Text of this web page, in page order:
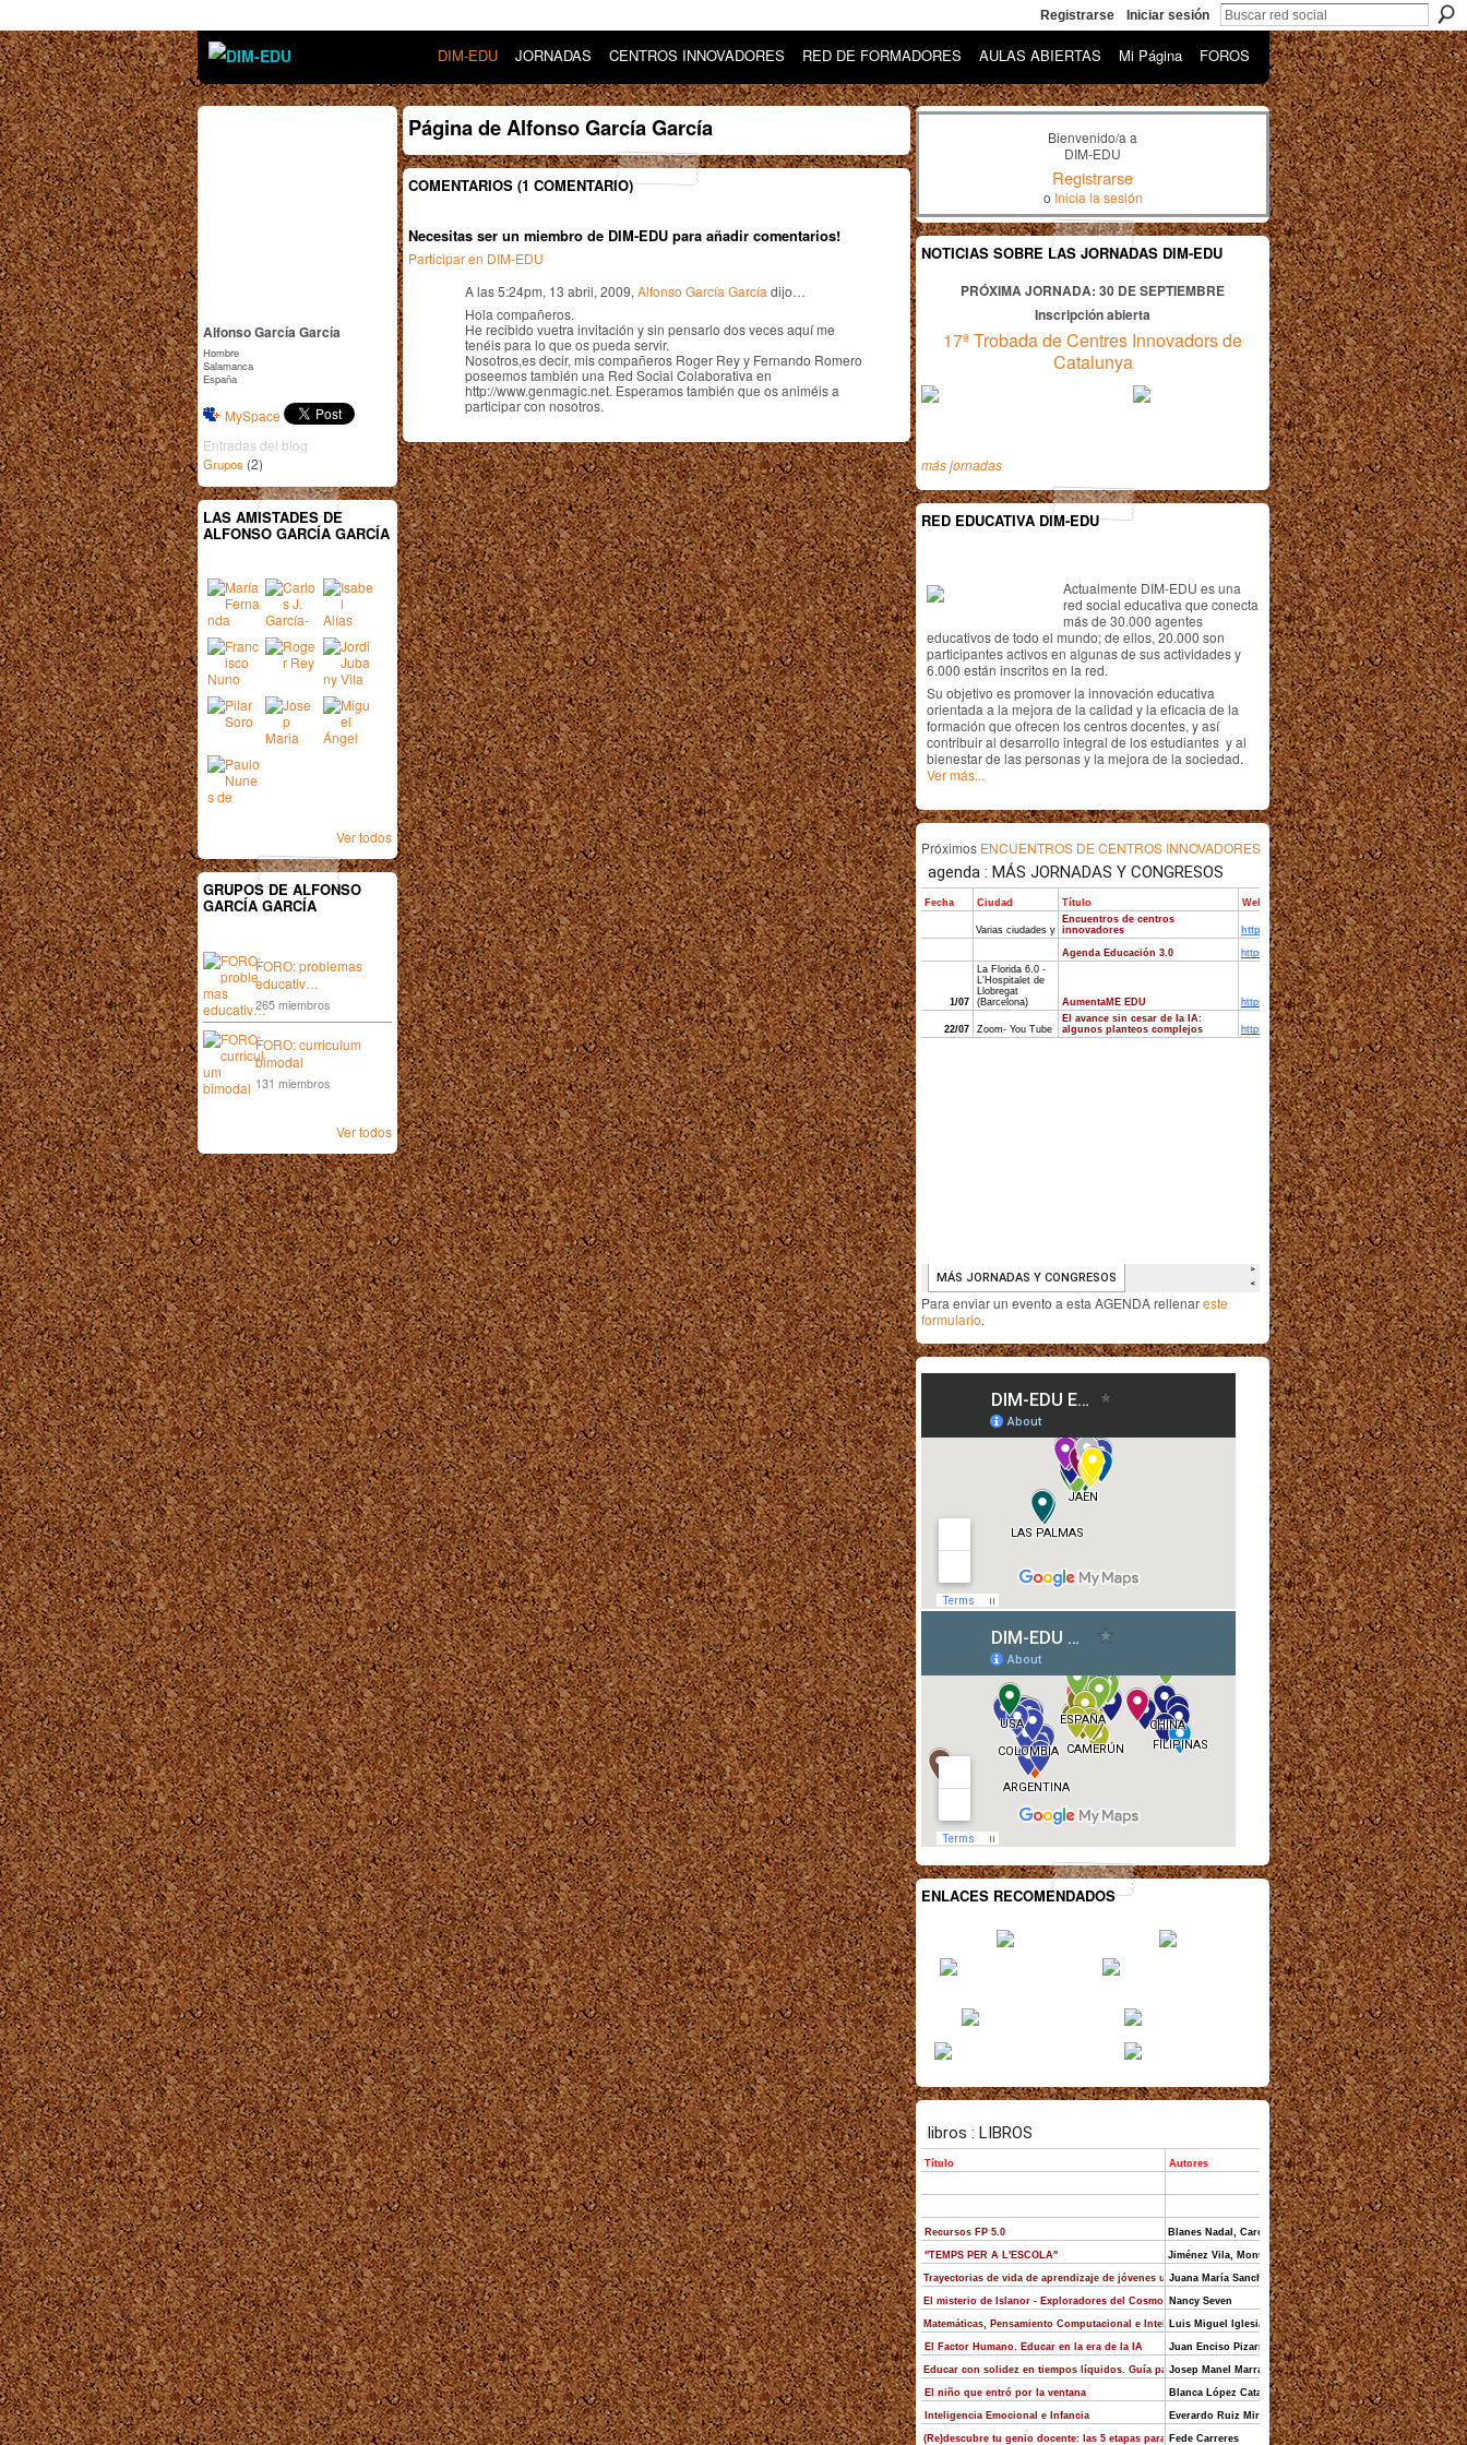
Registrarse Iniciar sesión
DIM-EDU JORNADAS CENTROS INNOVADORES RED DE FORMADORES AULAS ABIERTAS Mi Página FOROS
Alfonso García García
Hombre
Salamanca
España
MySpace
Entradas del blog
Grupos (2)
LAS AMISTADES DE
ALFONSO GARCÍA GARCÍA
Ver todos
GRUPOS DE ALFONSO
GARCÍA GARCÍA
FORO: problemas
educativ…
265 miembros
FORO: curriculum
bimodal
131 miembros
Ver todos
Página de Alfonso García García
COMENTARIOS (1 COMENTARIO)
Necesitas ser un miembro de DIM-EDU para añadir comentarios!
Participar en DIM-EDU
A las 5:24pm, 13 abril, 2009, Alfonso García García dijo…
Hola compañeros.
He recibido vuetra invitación y sin pensarlo dos veces aquí me
tenéis para lo que os pueda servir.
Nosotros,es decir, mis compañeros Roger Rey y Fernando Romero
poseemos también una Red Social Colaborativa en
http://www.genmagic.net. Esperamos también que os animéis a
participar con nosotros.
Bienvenido/a a
DIM-EDU
Registrarse
o Inicia la sesión
NOTICIAS SOBRE LAS JORNADAS DIM-EDU
PRÓXIMA JORNADA: 30 DE SEPTIEMBRE
Inscripción abierta
17ª Trobada de Centres Innovadors de
Catalunya
más jornadas
RED EDUCATIVA DIM-EDU
Actualmente DIM-EDU es una
red social educativa que conecta
más de 30.000 agentes
educativos de todo el mundo; de ellos, 20.000 son
participantes activos en algunas de sus actividades y
6.000 están inscritos en la red.
Su objetivo es promover la innovación educativa
orientada a la mejora de la calidad y la eficacia de la
formación que ofrecen los centros docentes, y así
contribuir al desarrollo integral de los estudiantes y al
bienestar de las personas y la mejora de la sociedad.
Ver más...
Próximos ENCUENTROS DE CENTROS INNOVADORES
Para enviar un evento a esta AGENDA rellenareste
formulario.
ENLACES RECOMENDADOS